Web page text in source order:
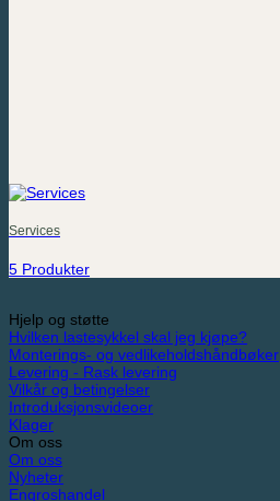
Services
5 Produkter
Hjelp og støtte
Hvilken lastesykkel skal jeg kjøpe?
Monterings- og vedlikeholdshåndbøker
Levering - Rask levering
Vilkår og betingelser
Introduksjonsvideoer
Klager
Om oss
Om oss
Nyheter
Engroshandel